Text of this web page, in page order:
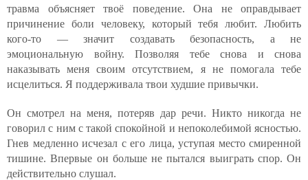
травма объясняет твоё поведение. Она не оправдывает
причинение боли человеку, который тебя любит. Любить
кого-то — значит создавать безопасность, а не
эмоциональную войну. Позволяя тебе снова и снова
наказывать меня своим отсутствием, я не помогала тебе
исцелиться. Я поддерживала твои худшие привычки.
Он смотрел на меня, потеряв дар речи. Никто никогда не
говорил с ним с такой спокойной и непоколебимой ясностью.
Гнев медленно исчезал с его лица, уступая место смиренной
тишине. Впервые он больше не пытался выиграть спор. Он
действительно слушал.